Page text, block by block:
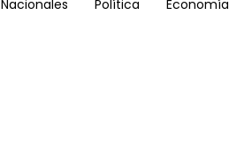
Nacionales Política Economía